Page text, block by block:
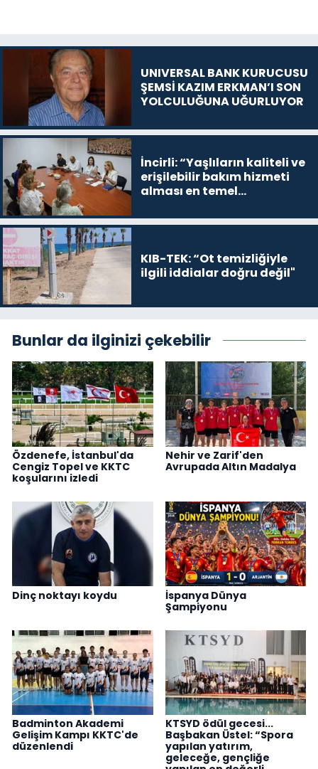
UNIVERSAL BANK KURUCUSU
ŞEMSİ KAZIM ERKMAN’I SON
YOLCULUĞUNA UĞURLUYOR
İncirli: “Yaşlıların kaliteli ve
erişilebilir bakım hizmeti
alması en temel
KIB-TEK: “Ot temizliğiyle
ilgili iddialar doğru değil"
Bunlar da ilginizi çekebilir
Özdenefe, İstanbul'da
Cengiz Topel ve KKTC
koşularını izledi
Nehir ve Zarif'den
Avrupada Altın Madalya
Dinç noktayı koydu
İspanya Dünya
Şampiyonu
Badminton Akademi
Gelişim Kampı KKTC'de
düzenlendi
KTSYD ödül gecesi...
Başbakan Üstel: “Spora
yapılan yatırım,
geleceğe, gençliğe